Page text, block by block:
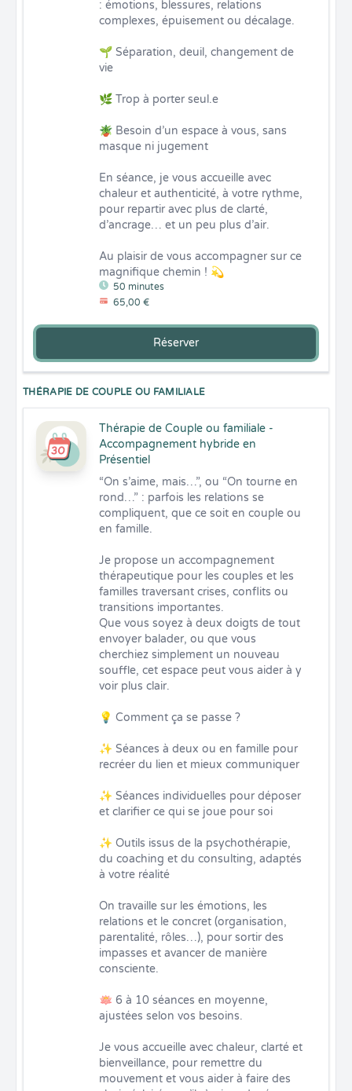
50 minutes
65,00 €
: émotions, blessures, relations
complexes, épuisement ou décalage.
🌱 Séparation, deuil, changement de
vie
🌿 Trop à porter seul.e
🪴 Besoin d’un espace à vous, sans
masque ni jugement
En séance, je vous accueille avec
chaleur et authenticité, à votre rythme,
pour repartir avec plus de clarté,
d’ancrage… et un peu plus d’air.
Au plaisir de vous accompagner sur ce
magnifique chemin ! 💫
Réserver
THÉRAPIE DE COUPLE OU FAMILIALE
Thérapie de Couple ou familiale -
Accompagnement hybride en
Présentiel
“On s’aime, mais…”, ou “On tourne en
rond…” : parfois les relations se
compliquent, que ce soit en couple ou
en famille.
Je propose un accompagnement
thérapeutique pour les couples et les
familles traversant crises, conflits ou
transitions importantes.
Que vous soyez à deux doigts de tout
envoyer balader, ou que vous
cherchiez simplement un nouveau
souffle, cet espace peut vous aider à y
voir plus clair.
💡 Comment ça se passe ?
✨ Séances à deux ou en famille pour
recréer du lien et mieux communiquer
✨ Séances individuelles pour déposer
et clarifier ce qui se joue pour soi
✨ Outils issus de la psychothérapie,
du coaching et du consulting, adaptés
à votre réalité
On travaille sur les émotions, les
relations et le concret (organisation,
parentalité, rôles…), pour sortir des
impasses et avancer de manière
consciente.
🪷 6 à 10 séances en moyenne,
ajustées selon vos besoins.
Je vous accueille avec chaleur, clarté et
bienveillance, pour remettre du
mouvement et vous aider à faire des